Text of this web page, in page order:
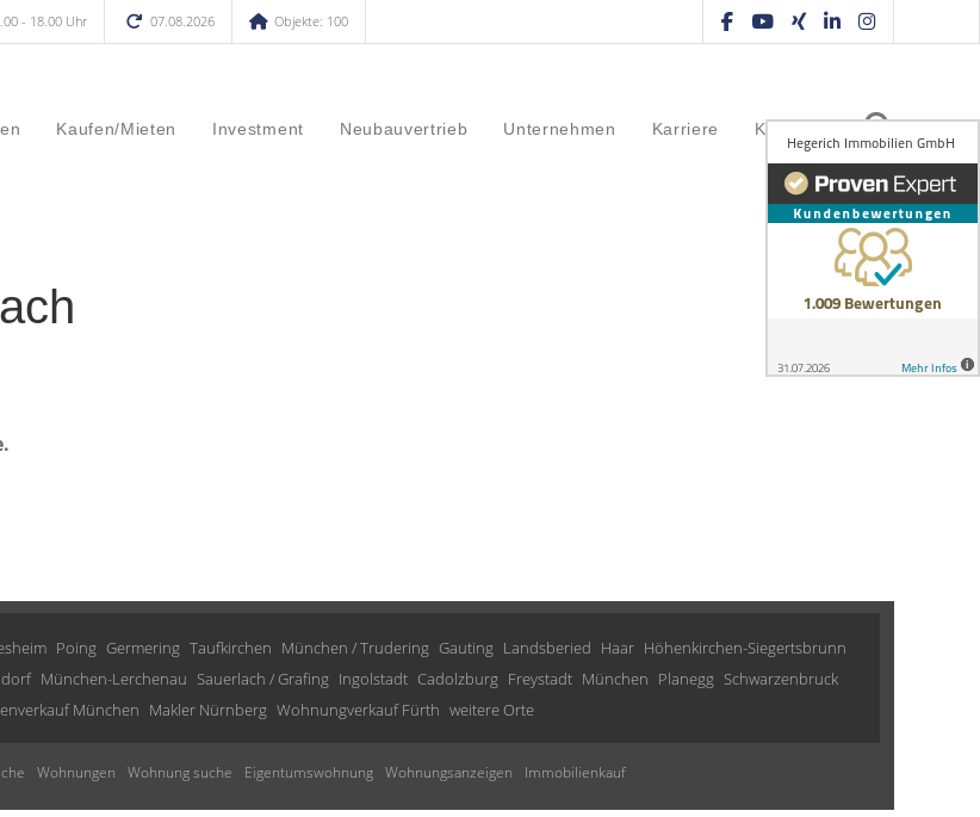
- 18.00 Uhr 07.08.2026 Objekte: 100
Kaufen/Mieten Investment Neubauvertrieb Unternehmen Karriere Kontakt
Poing Germering Taufkirchen München / Trudering Gauting Landsberied Haar Höhenkirchen-Siegertsbrunn
München-Lerchenau Sauerlach / Grafing Ingolstadt Cadolzburg Freystadt München Planegg Schwarzenbruck
München Makler Nürnberg Wohnungverkauf Fürth weitere Orte
Wohnungen Wohnung suche Eigentumswohnung Wohnungsanzeigen Immobilienkauf